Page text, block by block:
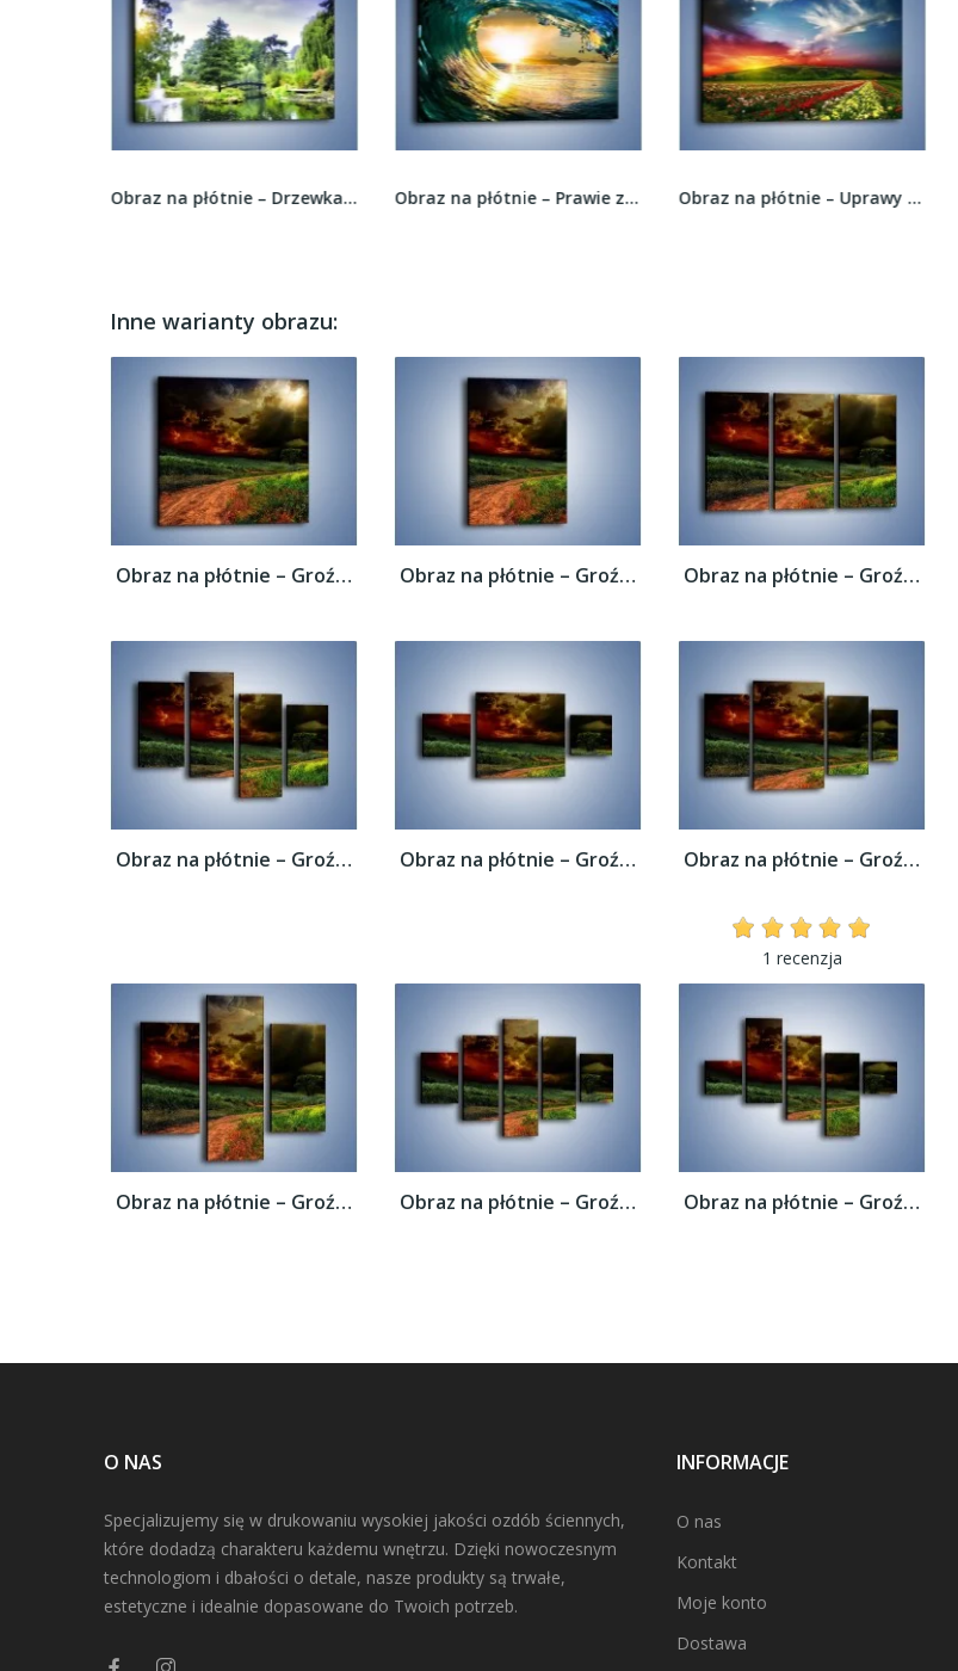
Obraz na płótnie – Drzewka woda i mostek –... Obraz na płótnie – Prawie zamknięta fala –... Obraz na płótnie – Uprawy kolorowych róż –...
Inne warianty obrazu:
Obraz na płótnie – Groźne chmury nad łąką... Obraz na płótnie – Groźne chmury nad łąką... Obraz na płótnie – Groźne chmury nad łąką...
Obraz na płótnie – Groźne chmury nad łąką... Obraz na płótnie – Groźne chmury nad łąką... Obraz na płótnie – Groźne chmury nad łąką...
1 recenzja
Obraz na płótnie – Groźne chmury nad łąką... Obraz na płótnie – Groźne chmury nad łąką... Obraz na płótnie – Groźne chmury nad łąką...
O NAS
Specjalizujemy się w drukowaniu wysokiej jakości ozdób ściennych,
które dodadzą charakteru każdemu wnętrzu. Dzięki nowoczesnym
technologiom i dbałości o detale, nasze produkty są trwałe,
estetyczne i idealnie dopasowane do Twoich potrzeb.
INFORMACJE
O nas
Kontakt
Moje konto
Dostawa